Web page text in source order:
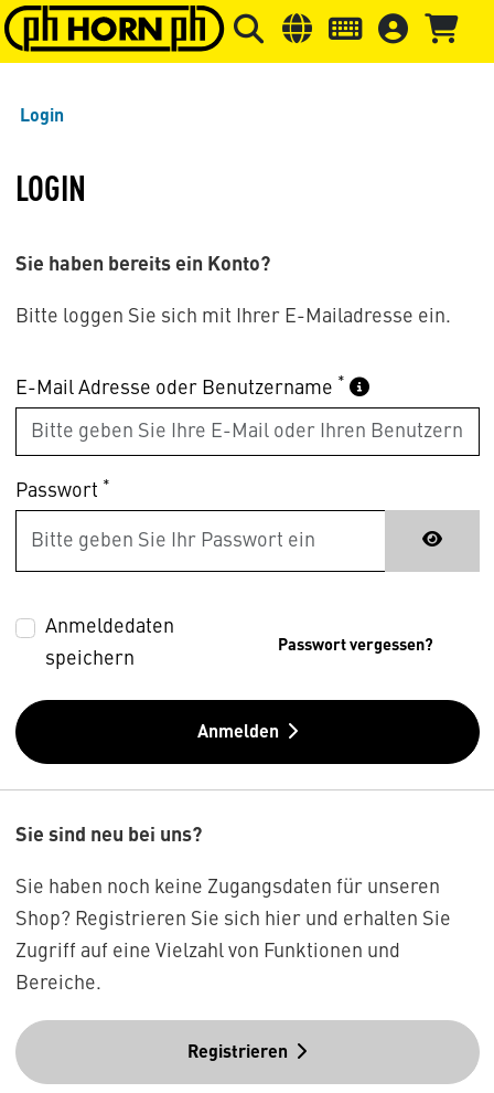
Springe zu Hauptinhalt Springe zum Header Springe
Login
LOGIN
Sie haben bereits ein Konto?
Bitte loggen Sie sich mit Ihrer E-Mailadresse ein.
E-Mail Adresse oder Benutzername *
Passwort *
Anmeldedaten
speichern
Passwort vergessen?
Anmelden
Sie sind neu bei uns?
Sie haben noch keine Zugangsdaten für unseren
Shop? Registrieren Sie sich hier und erhalten Sie
Zugriff auf eine Vielzahl von Funktionen und
Bereiche.
Registrieren